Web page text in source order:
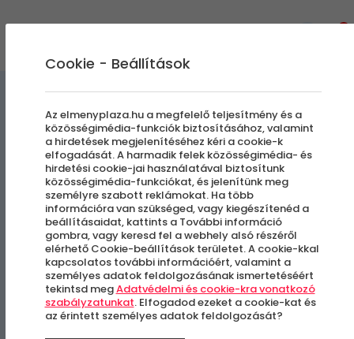
Egyedi Porcelán
Ékszerkészítő workshop | 10
alkalmas bérlet
Budapest, VI. kerület
Cookie - Beállítások
Az elmenyplaza.hu a megfelelő teljesítmény és a
közösségimédia-funkciók biztosításához, valamint
a hirdetések megjelenítéséhez kéri a cookie-k
elfogadását. A harmadik felek közösségimédia- és
hirdetési cookie-jai használatával biztosítunk
közösségimédia-funkciókat, és jelenítünk meg
személyre szabott reklámokat. Ha több
információra van szükséged, vagy kiegészítenéd a
beállításaidat, kattints a További információ
gombra, vagy keresd fel a webhely alsó részéről
elérhető Cookie-beállítások területet. A cookie-kkal
kapcsolatos további információért, valamint a
személyes adatok feldolgozásának ismertetéséért
tekintsd megAdatvédelmi és cookie-kra vonatkozó
szabályzatunkat. Elfogadod ezeket a cookie-kat és
az érintett személyes adatok feldolgozását?